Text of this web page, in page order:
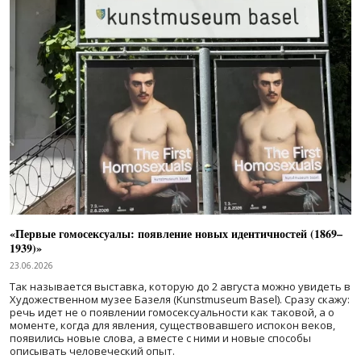
«Первые гомосексуалы: появление новых идентичностей (1869–
1939)»
23.06.2026
Так называется выставка, которую до 2 августа можно увидеть в
Художественном музее Базеля (Kunstmuseum Basel). Сразу скажу:
речь идет не о появлении гомосексуальности как таковой, а о
моменте, когда для явления, существовавшего испокон веков,
появились новые слова, а вместе с ними и новые способы
описывать человеческий опыт.